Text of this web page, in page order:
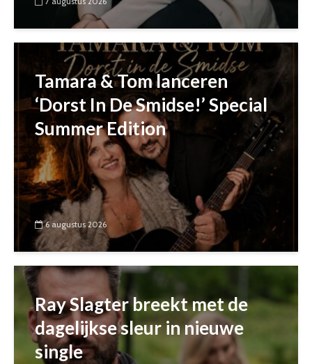
Tamara & Tom lanceren
‘Dorst In De Smidse!’ Special
Summer Edition
6 augustus 2026
Ray Slagter breekt met de
dagelijkse sleur in nieuwe
single